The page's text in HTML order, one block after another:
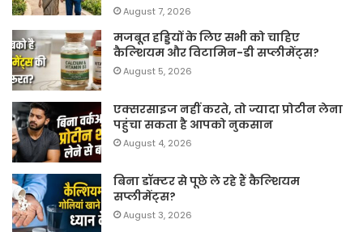
August 7, 2026
मजबूत हड्डियों के लिए सभी को चाहिए
कैल्शियम और विटामिन-डी सप्लीमेंट्स?
August 5, 2026
एक्सरसाइज नहीं करते, तो ज्यादा प्रोटीन लेना
पहुंचा सकता है आपको नुकसान
August 4, 2026
बिना डॉक्टर से पूछे ले रहे हैं कैल्शियम
सप्लीमेंट्स?
August 3, 2026